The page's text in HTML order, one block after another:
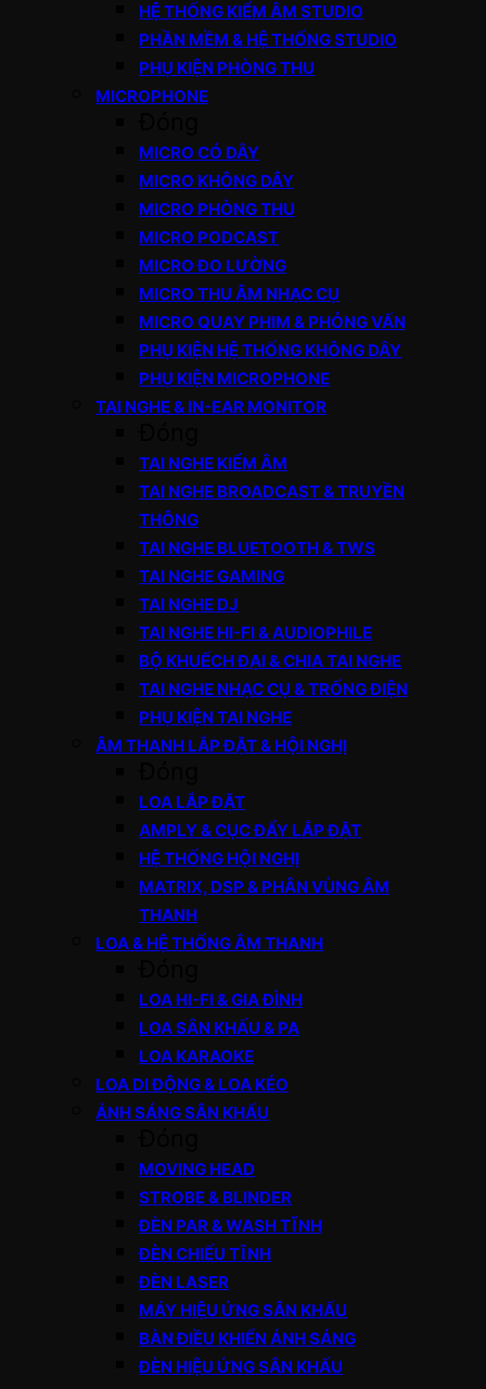
HỆ THỐNG KIỂM ÂM STUDIO
PHẦN MỀM & HỆ THỐNG STUDIO
PHỤ KIỆN PHÒNG THU
MICROPHONE
MICRO CÓ DÂY
MICRO KHÔNG DÂY
MICRO PHÒNG THU
MICRO PODCAST
MICRO ĐO LƯỜNG
MICRO THU ÂM NHẠC CỤ
MICRO QUAY PHIM & PHỎNG VẤN
PHỤ KIỆN HỆ THỐNG KHÔNG DÂY
PHỤ KIỆN MICROPHONE
TAI NGHE & IN-EAR MONITOR
TAI NGHE KIỂM ÂM
TAI NGHE BROADCAST & TRUYỀN
THÔNG
TAI NGHE BLUETOOTH & TWS
TAI NGHE GAMING
TAI NGHE DJ
TAI NGHE HI-FI & AUDIOPHILE
BỘ KHUẾCH ĐẠI & CHIA TAI NGHE
TAI NGHE NHẠC CỤ & TRỐNG ĐIỆN
PHỤ KIỆN TAI NGHE
ÂM THANH LẮP ĐẶT & HỘI NGHỊ
LOA LẮP ĐẶT
AMPLY & CỤC ĐẨY LẮP ĐẶT
HỆ THỐNG HỘI NGHỊ
MATRIX, DSP & PHÂN VÙNG ÂM
THANH
LOA & HỆ THỐNG ÂM THANH
LOA HI-FI & GIA ĐÌNH
LOA SÂN KHẤU & PA
LOA KARAOKE
LOA DI ĐỘNG & LOA KÉO
ÁNH SÁNG SÂN KHẤU
MOVING HEAD
STROBE & BLINDER
ĐÈN PAR & WASH TĨNH
ĐÈN CHIẾU TĨNH
ĐÈN LASER
MÁY HIỆU ỨNG SÂN KHẤU
BÀN ĐIỀU KHIỂN ÁNH SÁNG
ĐÈN HIỆU ỨNG SÂN KHẤU